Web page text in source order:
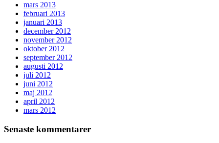
mars 2013
februari 2013
januari 2013
december 2012
november 2012
oktober 2012
september 2012
augusti 2012
juli 2012
juni 2012
maj 2012
april 2012
mars 2012
Senaste kommentarer